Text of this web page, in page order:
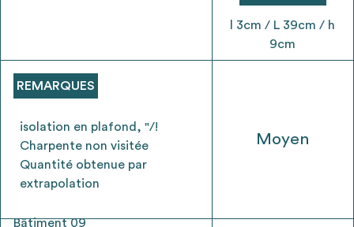
* Attention, l’ajout des matériaux à sa liste et son envoi ne
REMARQUES
isolation en plafond, "/!
Charpente non visitée
Quantité obtenue par
extrapolation
Bâtiment 09
l 3cm / L 39cm / h
9cm
Moyen